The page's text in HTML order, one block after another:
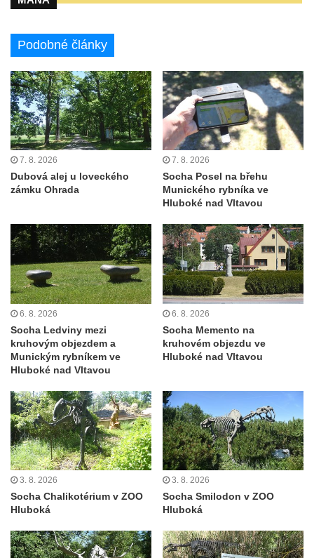
Podobné články
7. 8. 2026
Dubová alej u loveckého
zámku Ohrada
7. 8. 2026
Socha Posel na břehu
Munického rybníka ve
Hluboké nad Vltavou
6. 8. 2026
Socha Ledviny mezi
kruhovým objezdem a
Munickým rybníkem ve
Hluboké nad Vltavou
6. 8. 2026
Socha Memento na
kruhovém objezdu ve
Hluboké nad Vltavou
3. 8. 2026
Socha Chalikotérium v ZOO
Hluboká
3. 8. 2026
Socha Smilodon v ZOO
Hluboká